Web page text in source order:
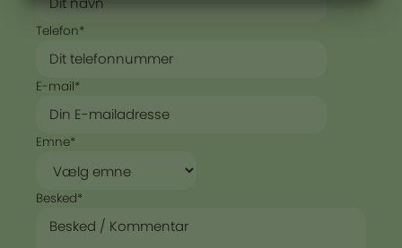
Telefon*
E-mail*
Emne*
Besked*
MARKETING